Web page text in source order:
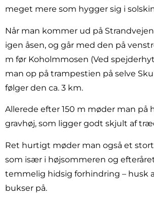
meget mere som hygger sig i
Når man kommer ud på
igen åsen, og går med den på
m før Koholmmosen (Ved
man op på trampestien på selve
følger den ca. 3 km.
Allerede efter 150 m møder man på
gravhøj, som ligger godt skjult af
Ret hurtigt møder man også et
som især i højsommeren og
temmelig hidsig forhindring – husk
bukser på.